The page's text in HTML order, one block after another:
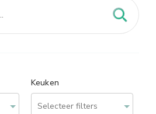
Keuken